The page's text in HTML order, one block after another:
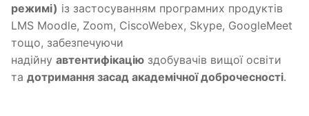
режимі) із застосуванням програмних продуктів
LMS Moodle, Zoom, CiscoWebex, Skype, GoogleMeet
тощо, забезпечуючи
надійну автентифікацію здобувачів вищої освіти
та дотримання засад академічної доброчесності.